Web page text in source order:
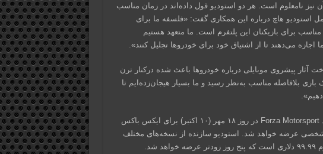
نامعلوم است. هر دو استودیو قول داده‌اند در زمان مناسب
استودیو هاچ درباره این همکاری گفت: «فلسفه ما برای
برای بازیکنان این پلتفرم است. ما متعهد هستیم
اجازه می‌دهند تا از اشتیاق خود برای خودروها تجلیل کنند».
آثار پیشروی موبایلی درباره خودروها باعث شده درکنار ترن
بازی بلافاصله مناسب به‌نظر رسید و ما بسیار هیجان‌زده‌ایم تا
در دیگر اخبار، در مراسم ایکس باکس مشخص شد Forza Motorsport در روز ۱۸ مهر (۱۰ اکتبر) برای ایکس باکس
عرضه خواهد شد. استودیو سازنده از نسخه‌های مختلف
شد.